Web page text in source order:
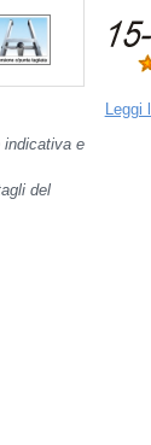
indicativa e
del
Leggi